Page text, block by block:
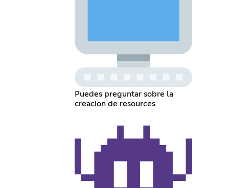
Puedes preguntar sobre la
creacion de resources